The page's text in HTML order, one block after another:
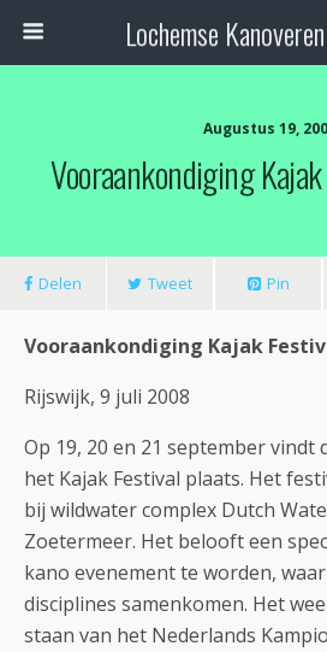
Lochemse
Augustus 19,
Vooraankondiging
Delen Tweet Pin
Vooraankondiging Kajak
Rijswijk, 9 juli 2008
Op 19, 20 en 21 september vindt
het Kajak Festival plaats. Het
bij wildwater complex Dutch
Zoetermeer. Het belooft een
kano evenement te worden,
disciplines samenkomen. Het
staan van het Nederlands